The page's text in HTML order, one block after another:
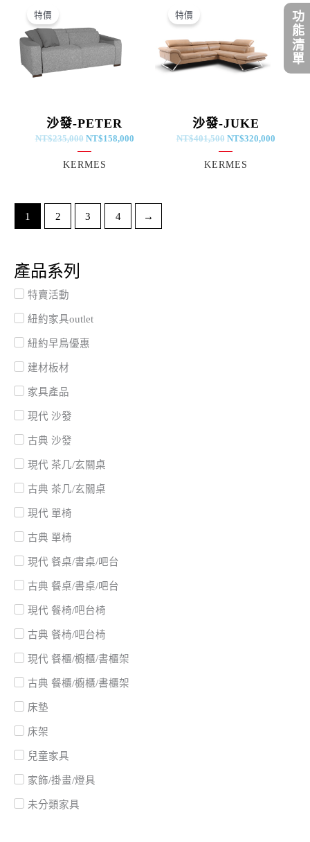
產品系列
特賣活動
紐約家具outlet
紐約早鳥優惠
建材板材
家具產品
現代 沙發
古典 沙發
現代 茶几/玄關桌
古典 茶几/玄關桌
現代 單椅
古典 單椅
現代 餐桌/書桌/吧台
古典 餐桌/書桌/吧台
現代 餐椅/吧台椅
古典 餐椅/吧台椅
現代 餐櫃/櫥櫃/書櫃架
古典 餐櫃/櫥櫃/書櫃架
床墊
床架
兒童家具
家飾/掛畫/燈具
未分類家具
特價
沙發-PETER
NT$235,000
格：
NT$235,000。
NT$158,000
NT$158,000。
KERMES
特價
沙發-JUKE
NT$401,500
NT$401,500。
NT$320,000
KERMES
1 2 3 4 →
功能清單